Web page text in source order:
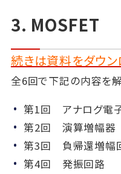
3. MOSFET
続きは資料をダウン
全6回で下記の内容を解
第1回 アナログ電
第2回 演算増幅器
第3回 負帰還増幅
第4回 発振回路